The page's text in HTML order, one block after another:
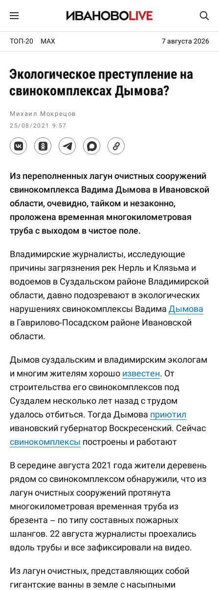
ТОП-20 MAX 7 августа 2026
Экологическое преступление на
свинокомплексах Дымова?
Михаил Мокрецов
25/08/2021 9:57
Из переполненных лагун очистных сооружений
свинокомплекса Вадима Дымова в Ивановской
области, очевидно, тайком и незаконно,
проложена временная многокилометровая
труба с выходом в чистое поле.
Владимирские журналисты, исследующие
причины загрязнения рек Нерль и Клязьма и
водоемов в Суздальском районе Владимирской
области, давно подозревают в экологических
нарушениях свинокомплексы Вадима Дымова
в Гаврилово-Посадском районе Ивановской
области.
Дымов суздальским и владимирским экологам
и многим жителям хорошо известен. От
строительства его свинокомплексов под
Суздалем несколько лет назад с трудом
удалось отбиться. Тогда Дымова приютил
ивановский губернатор Воскресенский. Сейчас
свинокомплексы построены и работают
В середине августа 2021 года жители деревень
рядом со свинокомплексом обнаружили, что из
лагун очистных сооружений протянута
многокилометровая временная труба из
брезента – по типу составных пожарных
шлангов. 22 августа журналисты проехались
вдоль трубы и все зафиксировали на видео.
Из лагун очистных, представляющих собой
гигантские ванны в земле с насыпными